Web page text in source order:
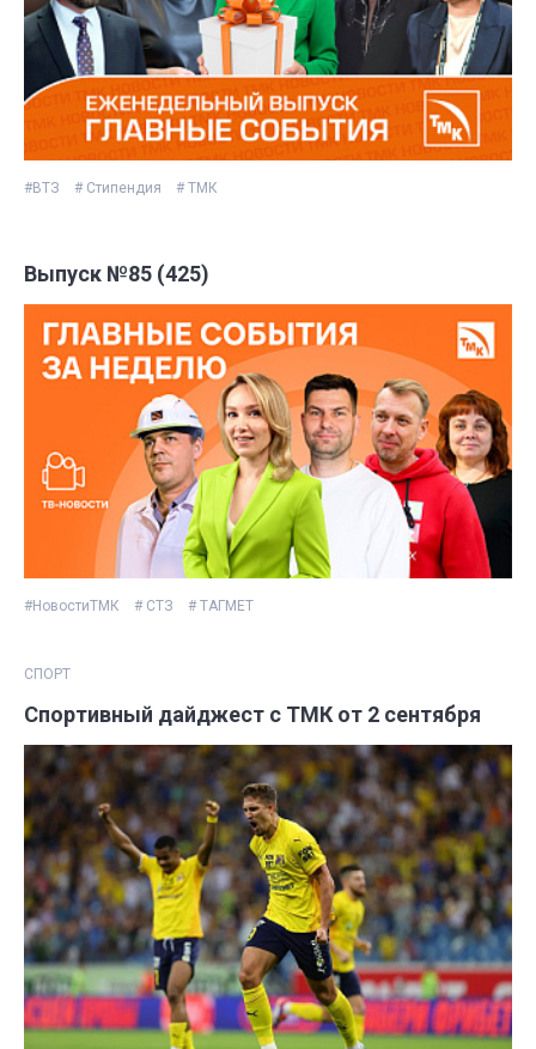
#ВТЗ # Стипендия # ТМК
Выпуск №85 (425)
#НовостиТМК # СТЗ # ТАГМЕТ
СПОРТ
Спортивный дайджест с ТМК от 2 сентября